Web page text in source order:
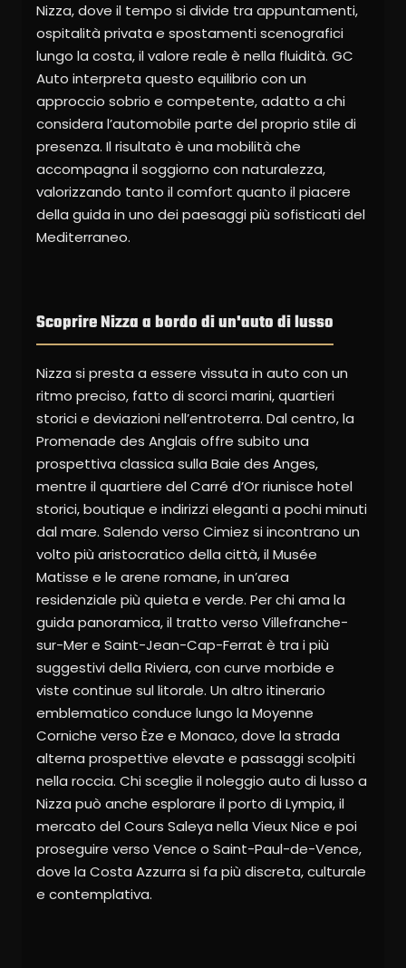
Nizza, dove il tempo si divide tra appuntamenti,
ospitalità privata e spostamenti scenografici
lungo la costa, il valore reale è nella fluidità. GC
Auto interpreta questo equilibrio con un
approccio sobrio e competente, adatto a chi
considera l’automobile parte del proprio stile di
presenza. Il risultato è una mobilità che
accompagna il soggiorno con naturalezza,
valorizzando tanto il comfort quanto il piacere
della guida in uno dei paesaggi più sofisticati del
Mediterraneo.
Scoprire Nizza a bordo di un'auto di lusso
Nizza si presta a essere vissuta in auto con un
ritmo preciso, fatto di scorci marini, quartieri
storici e deviazioni nell’entroterra. Dal centro, la
Promenade des Anglais offre subito una
prospettiva classica sulla Baie des Anges,
mentre il quartiere del Carré d’Or riunisce hotel
storici, boutique e indirizzi eleganti a pochi minuti
dal mare. Salendo verso Cimiez si incontrano un
volto più aristocratico della città, il Musée
Matisse e le arene romane, in un’area
residenziale più quieta e verde. Per chi ama la
guida panoramica, il tratto verso Villefranche-
sur-Mer e Saint-Jean-Cap-Ferrat è tra i più
suggestivi della Riviera, con curve morbide e
viste continue sul litorale. Un altro itinerario
emblematico conduce lungo la Moyenne
Corniche verso Èze e Monaco, dove la strada
alterna prospettive elevate e passaggi scolpiti
nella roccia. Chi sceglie il noleggio auto di lusso a
Nizza può anche esplorare il porto di Lympia, il
mercato del Cours Saleya nella Vieux Nice e poi
proseguire verso Vence o Saint-Paul-de-Vence,
dove la Costa Azzurra si fa più discreta, culturale
e contemplativa.